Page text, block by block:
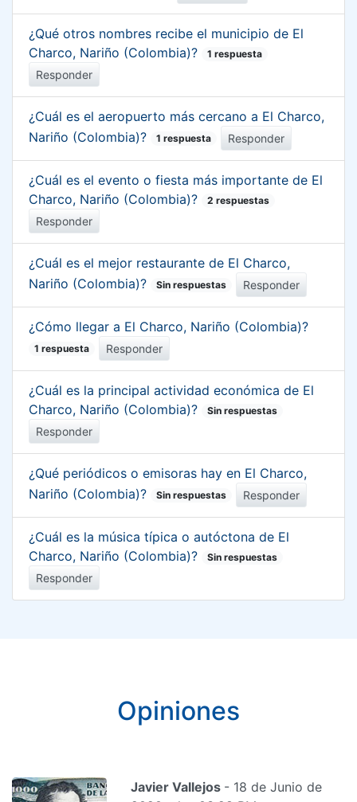
¿Qué otros nombres recibe el municipio de El
Charco, Nariño (Colombia)?
1 respuesta
Responder
¿Cuál es el aeropuerto más cercano a El Charco,
Nariño (Colombia)?
1 respuesta Responder
¿Cuál es el evento o fiesta más importante de El
Charco, Nariño (Colombia)?
2 respuestas
Responder
¿Cuál es el mejor restaurante de El Charco,
Nariño (Colombia)?
Sin respuestas Responder
¿Cómo llegar a El Charco, Nariño (Colombia)?
1 respuesta Responder
¿Cuál es la principal actividad económica de El
Charco, Nariño (Colombia)?
Sin respuestas
Responder
¿Qué periódicos o emisoras hay en El Charco,
Nariño (Colombia)?
Sin respuestas Responder
¿Cuál es la música típica o autóctona de El
Charco, Nariño (Colombia)?
Sin respuestas
Responder
Opiniones
Javier Vallejos - 18 de Junio de